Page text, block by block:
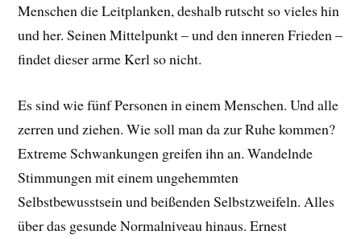
Menschen die Leitplanken, deshalb rutscht so vieles hin
und her. Seinen Mittelpunkt – und den inneren Frieden –
findet dieser arme Kerl so nicht.
Es sind wie fünf Personen in einem Menschen. Und alle
zerren und ziehen. Wie soll man da zur Ruhe kommen?
Extreme Schwankungen greifen ihn an. Wandelnde
Stimmungen mit einem ungehemmten
Selbstbewusstsein und beißenden Selbstzweifeln. Alles
über das gesunde Normalniveau hinaus. Ernest